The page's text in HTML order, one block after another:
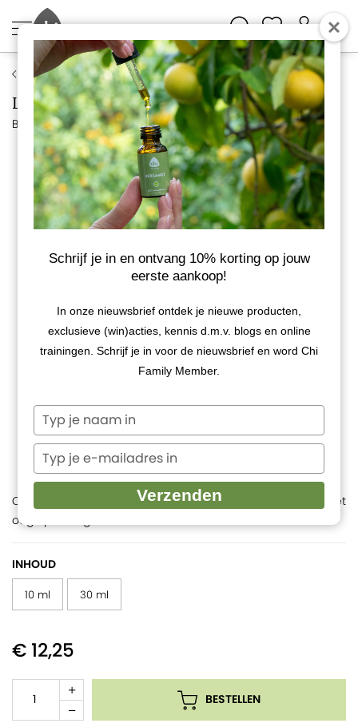
Bach bloesem remedies
Ladrome First aid, 39
Bekijk meer van Ladrome
BIO
Combinatie van 5 bloesemessences, samengesteld met het
oog op noodgevallen.
INHOUD
€ 12,25
BESTELLEN
Schrijf je in en ontvang 10% korting op jouw
eerste aankoop!
In onze nieuwsbrief ontdek je nieuwe producten,
exclusieve (win)acties, kennis d.m.v. blogs en online
trainingen. Schrijf je in voor de nieuwsbrief en word Chi
Family Member.
Typ
je
naam
Typ
je
e-
mailadres
Verzenden